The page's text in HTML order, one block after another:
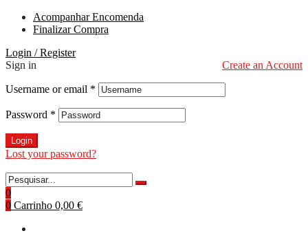
Acompanhar Encomenda
Finalizar Compra
Login / Register
Sign in
Create an Account
Username or email *
Password *
Login
Lost your password?
0
0 Carrinho 0,00 €